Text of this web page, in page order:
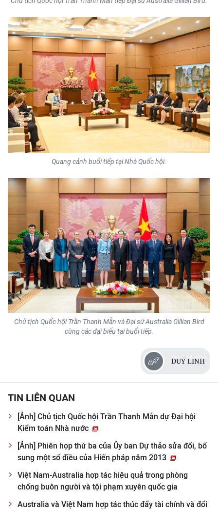
ENGLISH
中文
FRANÇAIS
РУССКИЙ
ESPAÑOL
한국어
Quang cảnh buổi tiếp tại Nhà Quốc hội.
Chủ tịch Quốc hội Trần Thanh Mẫn và Đại sứ Australia Gillian Bird
cùng các đại biểu tại buổi tiếp.
DUY LINH
TIN LIÊN QUAN
[Ảnh] Chủ tịch Quốc hội Trần Thanh Mẫn dự Đại hội
Kiểm toán Nhà nước
[Ảnh] Phiên họp thứ ba của Ủy ban Dự thảo sửa đổi, bổ
sung một số điều của Hiến pháp năm 2013
Việt Nam-Australia hợp tác hiệu quả trong phòng
chống buôn người và tội phạm xuyên quốc gia
Australia và Việt Nam hợp tác thúc đẩy tài chính và đổi